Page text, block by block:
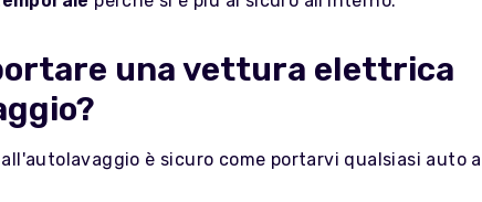
una vettura elettrica
è sicuro come portarvi qualsiasi auto a